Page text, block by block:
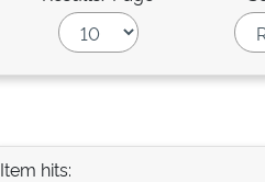
Item hits: